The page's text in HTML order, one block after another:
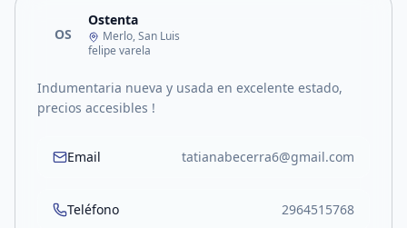
OS
Ostenta
Merlo, San Luis
felipe varela
Indumentaria nueva y usada en excelente estado,
precios accesibles !
Email tatianabecerra6@gmail.com
Teléfono 2964515768